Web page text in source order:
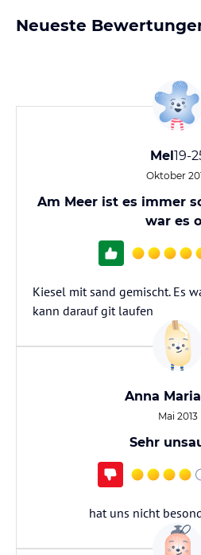
Neueste
Mel19-
Oktober
Am Meer ist es immer
war es
Kiesel mit sand gemischt. Es
kann darauf git laufen
Anna Maria
Mai 2013
Sehr
hat uns nicht